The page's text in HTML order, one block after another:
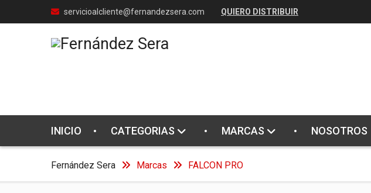
servicioalcliente@fernandezsera.com QUIERO DISTRIBUIR
INICIO CATEGORIAS MARCAS NOSOTROS
Fernández Sera Marcas FALCON PRO